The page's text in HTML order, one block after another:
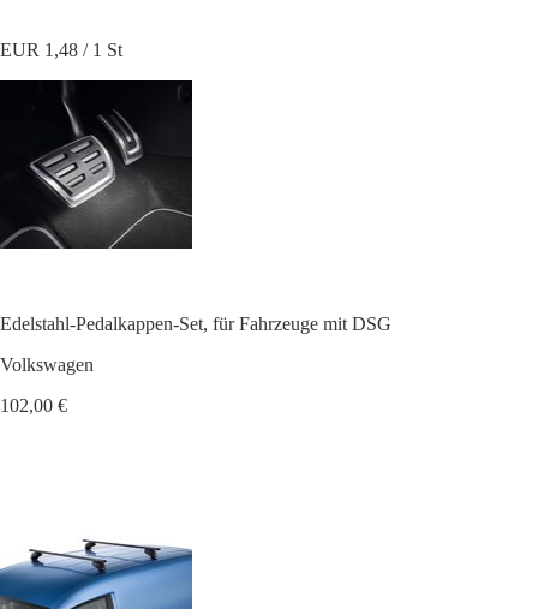
EUR 1,48 / 1 St
Edelstahl-Pedalkappen-Set, für Fahrzeuge mit DSG
Volkswagen
102,00 €